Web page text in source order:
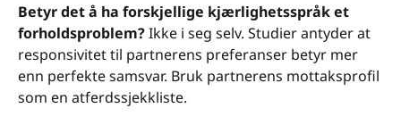
Betyr det å ha forskjellige kjærlighetsspråk et
forholdsproblem?Ikke i seg selv. Studier antyder at
responsivitet til partnerens preferanser betyr mer
enn perfekte samsvar. Bruk partnerens mottaksprofil
som en atferdssjekkliste.